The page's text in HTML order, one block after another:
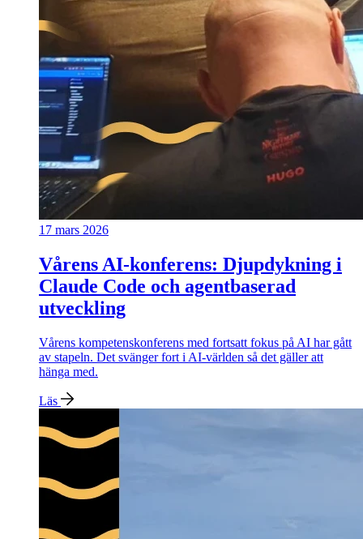
17 mars 2026
Vårens AI-konferens: Djupdykning i
Claude Code och agentbaserad
utveckling
Vårens kompetenskonferens med fortsatt fokus på AI har gått
av stapeln. Det svänger fort i AI-världen så det gäller att
hänga med.
Läs